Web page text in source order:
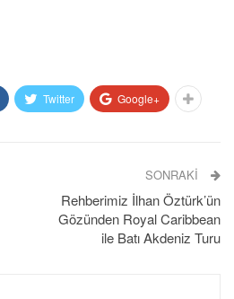
Twitter Google+
SONRAKI
Rehberimiz İlhan Öztürk’ün
Gözünden Royal Caribbean
ile Batı Akdeniz Turu